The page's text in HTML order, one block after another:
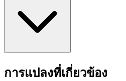
การแปลงที่เกี่ยวข้อง